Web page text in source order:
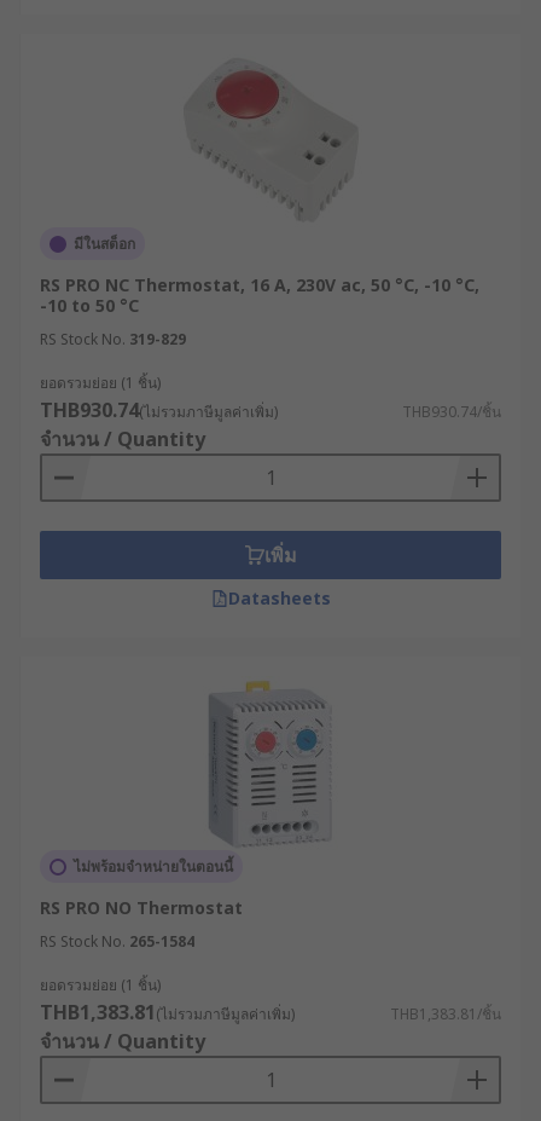
มีในสต็อก
RS PRO NC Thermostat, 16 A, 230V ac, 50 °C, -10 °C,
-10 to 50 °C
RS Stock No. 319-829
ยอดรวมย่อย (1 ชิ้น)
THB930.74(ไม่รวมภาษีมูลค่าเพิ่ม) THB930.74/ชิ้น
จำนวน / Quantity
เพิ่ม
Datasheets
ไม่พร้อมจำหน่ายในตอนนี้
RS PRO NO Thermostat
RS Stock No. 265-1584
ยอดรวมย่อย (1 ชิ้น)
THB1,383.81(ไม่รวมภาษีมูลค่าเพิ่ม) THB1,383.81/ชิ้น
จำนวน / Quantity